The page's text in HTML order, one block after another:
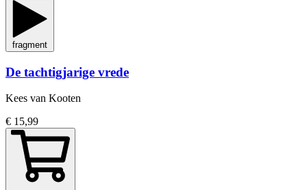
fragment
De tachtigjarige vrede
Kees van Kooten
€ 15,99